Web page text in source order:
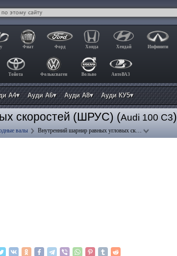
Фиат Форд Хонда Хендай Инфинити
Тойота Фольксваген Вольво АвтоВАЗ
А4▾ Ауди А6▾ Ауди А8▾ Ауди КУ5▾
скоростей (ШРУС) (Audi 100 C3)
валы Внутренний шарнир равных угловых ск…